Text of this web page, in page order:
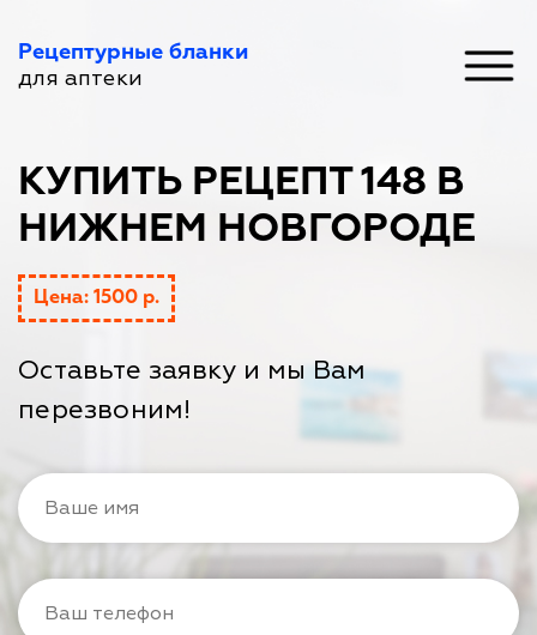
Рецептурные бланки
для аптеки
КУПИТЬ РЕЦЕПТ 148 В
НИЖНЕМ НОВГОРОДЕ
Цена: 1500 р.
Оставьте заявку и мы Вам
перезвоним!